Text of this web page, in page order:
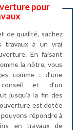
pour
de qualité, sachez
travaux à un vrai
En faisant
la nôtre, vous
comme : d’une
et d’un
jusqu’à la fin des
est dotée
répondre à
en travaux de